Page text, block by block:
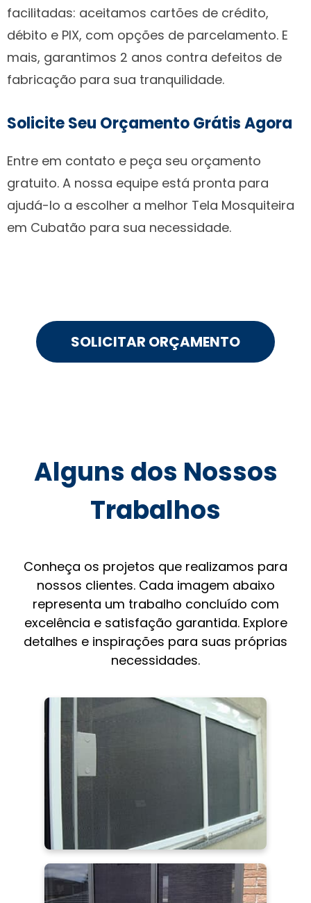
facilitadas: aceitamos cartões de crédito,
débito e PIX, com opções de parcelamento. E
mais, garantimos 2 anos contra defeitos de
fabricação para sua tranquilidade.
Solicite Seu Orçamento Grátis Agora
Entre em contato e peça seu orçamento
gratuito. A nossa equipe está pronta para
ajudá-lo a escolher a melhor Tela Mosquiteira
em Cubatão para sua necessidade.
SOLICITAR ORÇAMENTO
Alguns dos Nossos
Trabalhos
Conheça os projetos que realizamos para
nossos clientes. Cada imagem abaixo
representa um trabalho concluído com
excelência e satisfação garantida. Explore
detalhes e inspirações para suas próprias
necessidades.